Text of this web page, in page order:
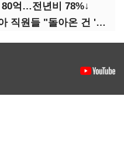
억…전년비 78%↓
"30년 충성했는데"…위니아 직원들 "돌아온 건 '배신'"